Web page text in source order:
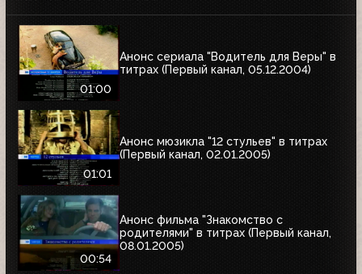
01:00
Анонс сериала "Водитель для Веры" в
титрах (Первый канал, 05.12.2004)
01:01
Анонс мюзикла "12 стульев" в титрах
(Первый канал, 02.01.2005)
00:54
Анонс фильма "Знакомство с
родителями" в титрах (Первый канал,
08.01.2005)